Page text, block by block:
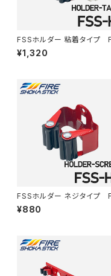
FSSホルダー 粘着タイプ
-H1
¥1,320
FSSホルダー ネジタイプ
-H3
¥880